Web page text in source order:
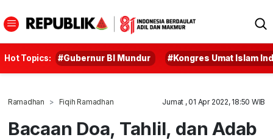
Hot Topics: #Gubernur BI Mundur #Kongres Umat Islam
Ramadhan Fiqih Ramadhan Jumat , 01 Apr 2022, 18:50 WIB
Bacaan Doa, Tahlil, dan Adab